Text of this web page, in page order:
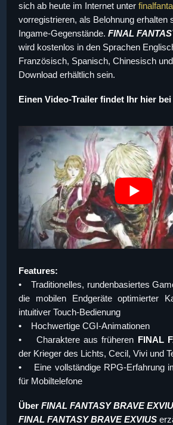
sich ab heute im Internet unter
vorregistrieren, als Belohnung erhalten
Ingame-Gegenstände. FINAL
wird kostenlos in den Sprachen
Französisch, Spanisch, Chinesisch
Download erhältlich sein.
Einen Video-Trailer findet Ihr hier
Features:
• Traditionelles, rundenbasiertes
die mobilen Endgeräte optimierter
intuitiver Touch-Bedienung
• Hochwertige CGI-Animationen
• Charaktere aus früheren FINAL
der Krieger des Lichts, Cecil, Vivi und
• Eine vollständige RPG-Erfahrung
für Mobiltelefone
Über FINAL FANTASY BRAVE
FINAL FANTASY BRAVE EXVIUS